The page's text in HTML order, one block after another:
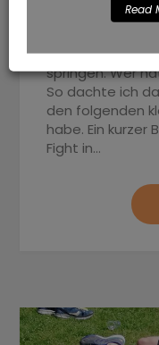
Reise an die
Meer auf, um in
springen. Wer
So dachte ich
den folgenden
habe. Ein kurzer
Fight in…
Read